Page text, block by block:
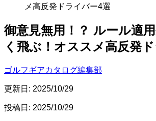
メ高反発ドライバー4選
御意見無用！？ ルール適
く飛ぶ！オススメ高反発
ゴルフギアカタログ編集部
更新日: 2025/10/29
投稿日: 2025/10/29